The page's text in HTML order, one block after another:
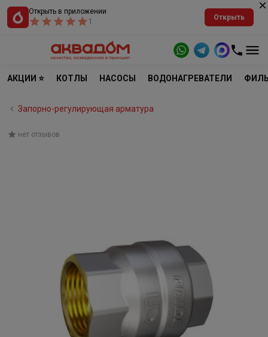
Открыть в приложении
1
Открыть
АКЦИИ ⭐ КОТЛЫ НАСОСЫ ВОДОНАГРЕВАТЕЛИ
Запорно-регулирующая арматура
нет отзывов